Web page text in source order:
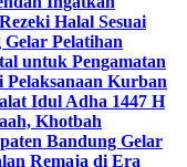
Halal Sesuai
Pelatihan
untuk Pengamatan
Pelaksanaan Kurban
Idul Adha 1447 H
Khotbah
Bandung Gelar
Remaja di Era